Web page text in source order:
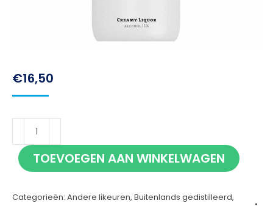
€16,50
Boswandeling
70cl
aantalTOEVOEGEN AAN WINKELWAGEN
Categorieën: Andere likeuren, Buitenlands gedistilleerd,